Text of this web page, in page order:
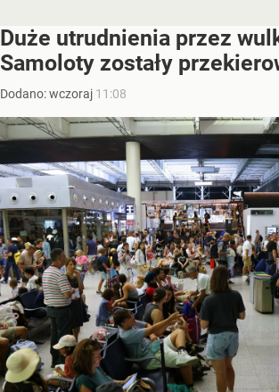
Duże utrudnienia przez
Samoloty zostały
Dodano:wczoraj 11:08